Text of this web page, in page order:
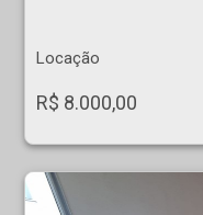
Locação
R$ 8.000,00